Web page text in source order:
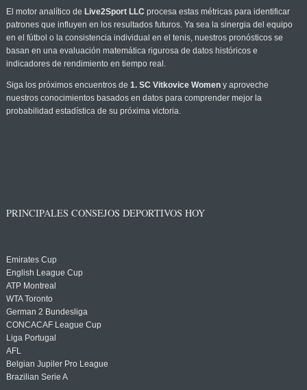
El motor analítico de Live2Sport LLC procesa estas métricas para identificar
patrones que influyen en los resultados futuros. Ya sea la sinergia del equipo
en el fútbol o la consistencia individual en el tenis, nuestros pronósticos se
basan en una evaluación matemática rigurosa de datos históricos e
indicadores de rendimiento en tiempo real.
Siga los próximos encuentros de 1. SC Vitkovice Womeny aproveche
nuestros conocimientos basados en datos para comprender mejor la
probabilidad estadística de su próxima victoria.
PRINCIPALES CONSEJOS DEPORTIVOS HOY
Emirates Cup
English League Cup
ATP Montreal
WTA Toronto
German 2 Bundesliga
CONCACAF League Cup
Liga Portugal
AFL
Belgian Jupiler Pro League
Brazilian Serie A